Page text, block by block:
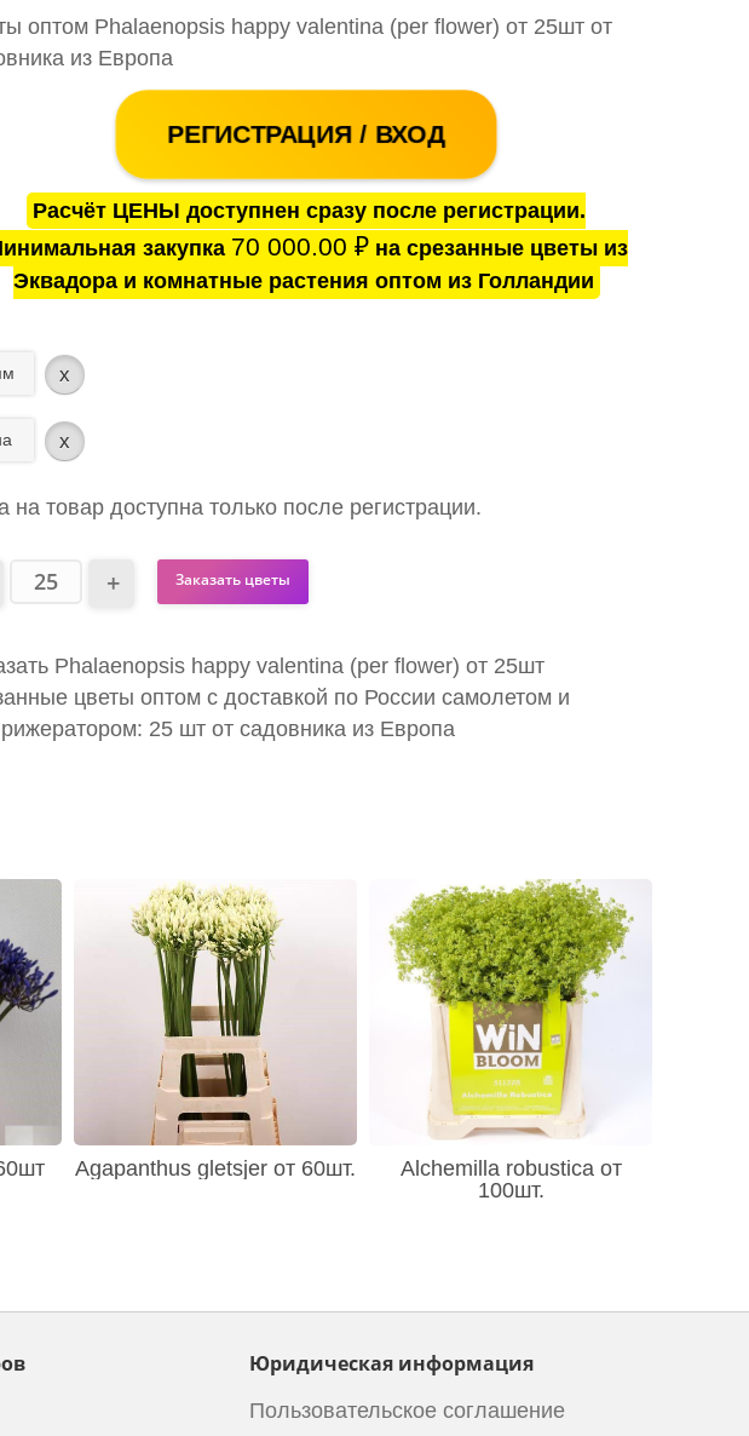
оптом Phalaenopsis happy valentina (per flower) от 25шт от
из Европа
РЕГИСТРАЦИЯ / ВХОД
Расчёт ЦЕНЫ доступнен сразу после регистрации.
закупка 70 000.00 ₽на срезанные цветы из
Эквадора и комнатные растения оптом из Голландии
x
x
на товар доступна только после регистрации.
Заказать цветы
Phalaenopsis happy valentina (per flower) от 25шт
цветы оптом с доставкой по России самолетом и
25 шт от садовника из Европа
Agapanthus gletsjer от 60шт.
Alchemilla robustica от
100шт.
Юридическая информация
Пользовательское соглашение